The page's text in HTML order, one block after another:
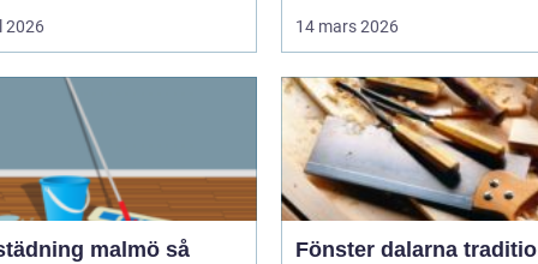
2026 14 mars 2026
malmö så
Fönster dalarna tradition,